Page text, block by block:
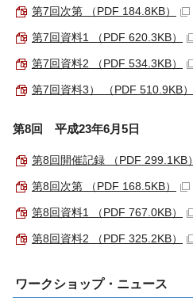
第7回次第 （PDF 184.8KB）
第7回資料1 （PDF 620.3KB）
第7回資料2 （PDF 534.3KB）
第7回資料3） （PDF 510.9KB）
第8回 平成23年6月5日
第8回開催記録 （PDF 299.1KB）
第8回次第 （PDF 168.5KB）
第8回資料1 （PDF 767.0KB）
第8回資料2 （PDF 325.2KB）
ワークショップ・ニュース